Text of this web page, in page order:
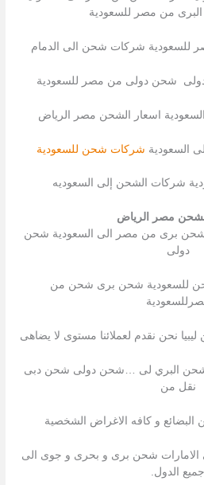
البرى من مصر للسعودية
للسعودية شركات شحن الى الدمام
شحن دولى من مصر للسعودية
اسعار الشحن مصر الرياض
السعودية شركات شحن للسعودية
شركات الشحن إلى السعوديه
مصر الرياض
شحن برى من مصر الى السعودية شحن
دولى
للسعودية شحن برى شحن من
نحن نقدم لعملائنا مستوى لا يضاهى
البري لى …شحن دولى شحن دبى
نقل من
و كافه الاغراض الشخصية
شحن برى و بحرى و جوى الى
جميع الدول.